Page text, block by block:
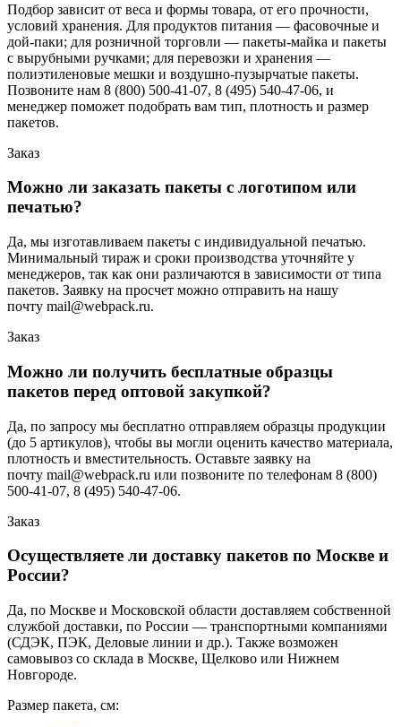
Подбор зависит от веса и формы товара, от его прочности,
условий хранения. Для продуктов питания — фасовочные и
дой-паки; для розничной торговли — пакеты-майка и пакеты
с вырубными ручками; для перевозки и хранения —
полиэтиленовые мешки и воздушно-пузырчатые пакеты.
Позвоните нам 8 (800) 500-41-07, 8 (495) 540-47-06, и
менеджер поможет подобрать вам тип, плотность и размер
пакетов.
Заказ
Можно ли заказать пакеты с логотипом или
печатью?
Да, мы изготавливаем пакеты с индивидуальной печатью.
Минимальный тираж и сроки производства уточняйте у
менеджеров, так как они различаются в зависимости от типа
пакетов. Заявку на просчет можно отправить на нашу
почту mail@webpack.ru.
Заказ
Можно ли получить бесплатные образцы
пакетов перед оптовой закупкой?
Да, по запросу мы бесплатно отправляем образцы продукции
(до 5 артикулов), чтобы вы могли оценить качество материала,
плотность и вместительность. Оставьте заявку на
почту mail@webpack.ru или позвоните по телефонам 8 (800)
500-41-07, 8 (495) 540-47-06.
Заказ
Осуществляете ли доставку пакетов по Москве и
России?
Да, по Москве и Московской области доставляем собственной
службой доставки, по России — транспортными компаниями
(СДЭК, ПЭК, Деловые линии и др.). Также возможен
самовывоз со склада в Москве, Щелково или Нижнем
Новгороде.
Размер пакета, см: